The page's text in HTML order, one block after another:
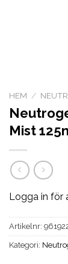
HEM /
Mist
Logga in för
Artikelnr:
Kategori: